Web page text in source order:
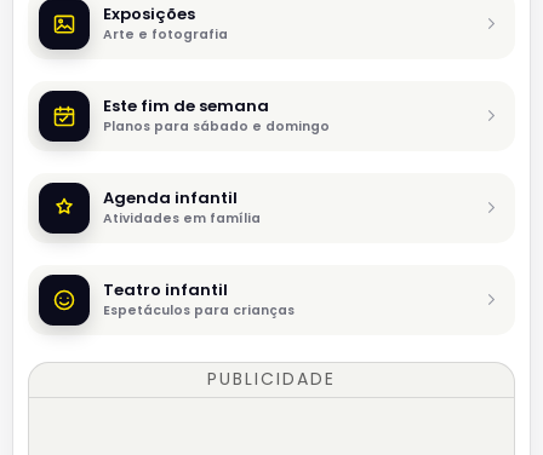
Exposições
Arte e fotografia
Este fim de semana
Planos para sábado e domingo
Agenda infantil
Atividades em família
Teatro infantil
Espetáculos para crianças
PUBLICIDADE